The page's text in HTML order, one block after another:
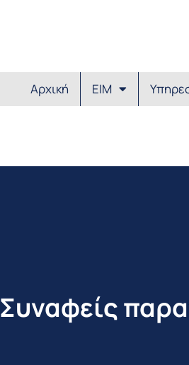
Αρχική ΕΙΜ
Συναφείς